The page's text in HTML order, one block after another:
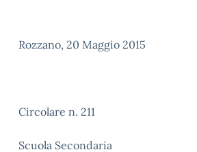
Rozzano, 20 Maggio 2015
Circolare n. 211
Scuola Secondaria